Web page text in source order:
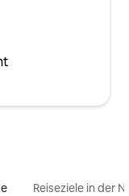
Reiseziele in der